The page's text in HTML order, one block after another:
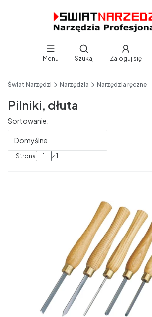
Menu
Otwórz wyszukiwarkę
Szukaj Zaloguj się
Świat Narzędzi Narzędzia Narzędzia ręczne
Pilniki, dłuta
Lista produktów
Sortowanie:
Domyślne
Strona z 1